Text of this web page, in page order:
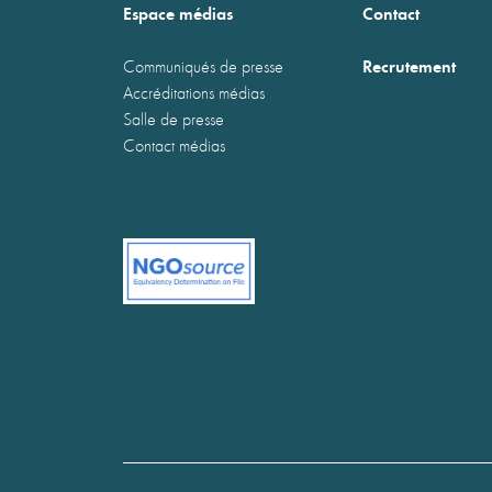
Espace médias
Communiqués de presse
Accréditations médias
Salle de presse
Contact médias
Contact
Recrutement